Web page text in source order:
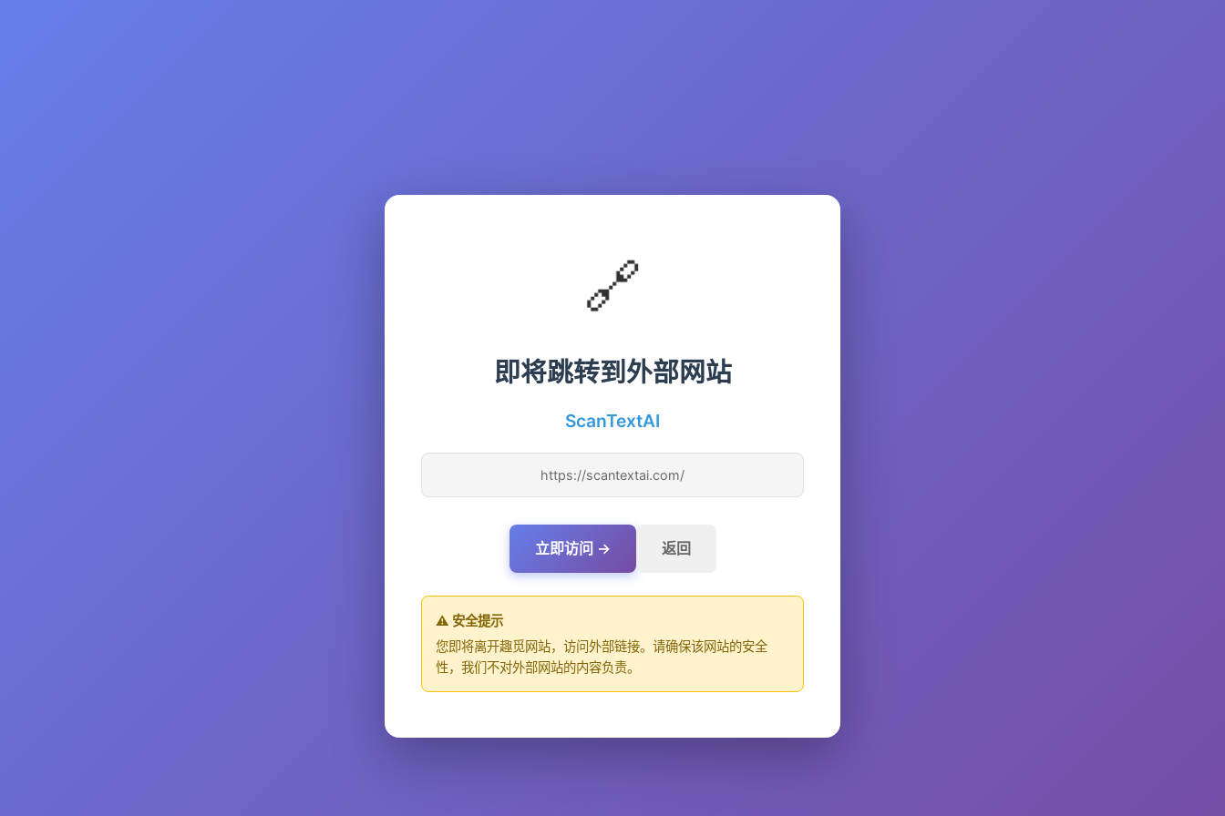
🔗
即将跳转到外部网站
ScanTextAI
https://scantextai.com/
立即访问 → 返回
⚠️ 安全提示
您即将离开趣觅网站，访问外部链接。请确保该网站的安全
性，我们不对外部网站的内容负责。